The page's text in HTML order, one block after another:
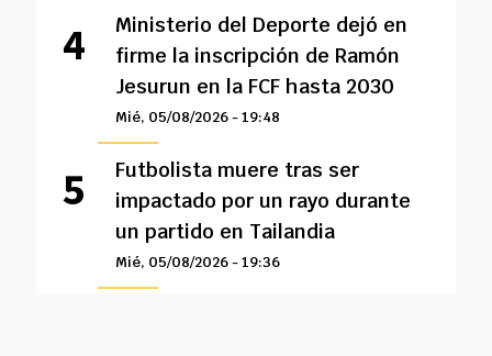
Ministerio del Deporte dejó en
firme la inscripción de Ramón
Jesurun en la FCF hasta 2030
Mié, 05/08/2026 - 19:48
Futbolista muere tras ser
impactado por un rayo durante
un partido en Tailandia
Mié, 05/08/2026 - 19:36